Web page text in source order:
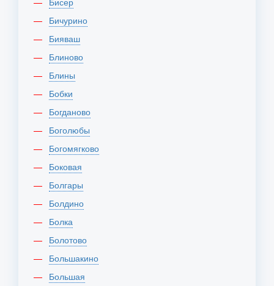
Бичурино
Бияваш
Блиново
Блины
Бобки
Богданово
Боголюбы
Богомягково
Боковая
Болгары
Болдино
Болка
Болотово
Большакино
Большая